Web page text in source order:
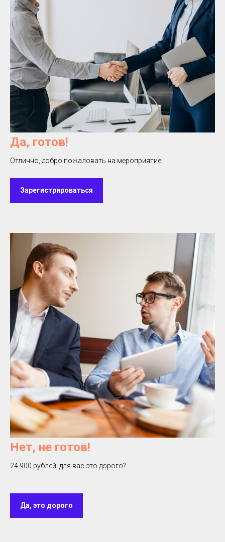
Да, готов!
Отлично, добро пожаловать на мероприятие!
Зарегистрироваться
Нет, не готов!
24 900 рублей, для вас это дорого?
Да, это дорого